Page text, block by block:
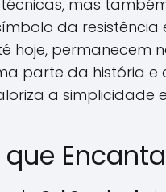
mas
símbolo da
hoje, permanecem
parte da história
a simplicidade
que